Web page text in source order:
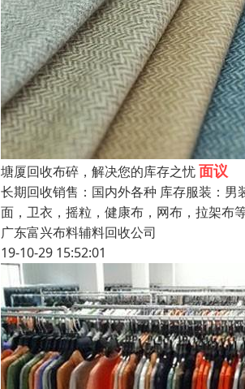
塘厦回收布碎，解决您的库存之忧面议
长期回收销售：国内外各种 库存服装：
面，卫衣，摇粒，健康布，网布，拉架布
广东富兴布料辅料回收公司
19-10-29 15:52:01